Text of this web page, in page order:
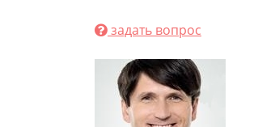
задать вопрос